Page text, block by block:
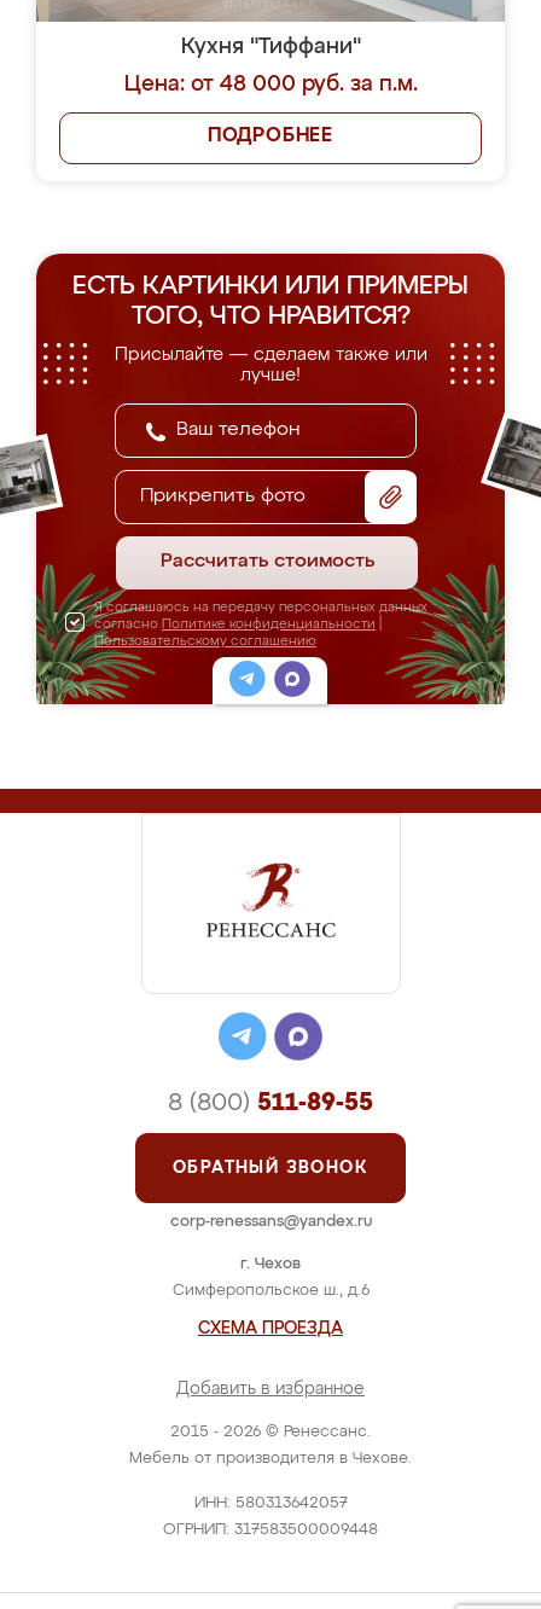
Кухня "Тиффани"
Цена: от 48 000 руб. за п.м.
ПОДРОБНЕЕ
ЕСТЬ КАРТИНКИ ИЛИ ПРИМЕРЫ
ТОГО, ЧТО НРАВИТСЯ?
Присылайте — сделаем также или
лучше!
Прикрепить фото
Рассчитать стоимость
Я соглашаюсь на передачу персональных данных
согласно Политике конфиденциальности
Пользовательскому соглашению
2015 - 2026 © Ренессанс.
Мебель от производителя в Чехове.
ИНН: 580313642057
ОГРНИП: 317583500009448
г. Чехов
Симферопольское ш., д.6
СХЕМА ПРОЕЗДА
Добавить в избранное
8 (800) 511-89-55
ОБРАТНЫЙ ЗВОНОК
corp-renessans@yandex.ru